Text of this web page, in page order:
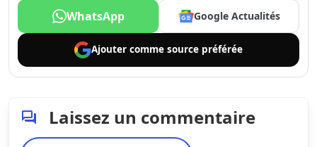
WhatsApp Google Actualités
Ajouter comme source préférée
Laissez un commentaire